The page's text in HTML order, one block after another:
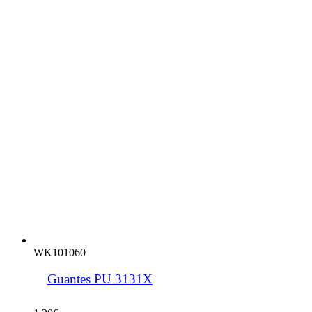
WK101060
Guantes PU 3131X